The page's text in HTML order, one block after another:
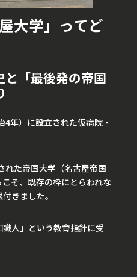
大学」ってど
「最後発の帝国
年）に設立された仮病院・
れた帝国大学（名古屋帝国
そ、既存の枠にとらわれな
きました。
人」という教育指針に受